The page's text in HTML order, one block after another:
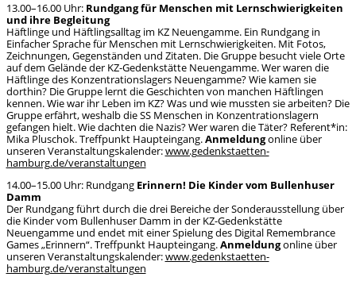
13.00–16.00 Uhr: Rundgang für Menschen mit Lernschwierigkeiten
und ihre Begleitung
Häftlinge und Häftlingsalltag im KZ Neuengamme. Ein Rundgang in
Einfacher Sprache für Menschen mit Lernschwierigkeiten. Mit Fotos,
Zeichnungen, Gegenständen und Zitaten. Die Gruppe besucht viele Orte
auf dem Gelände der KZ-Gedenkstätte Neuengamme. Wer waren die
Häftlinge des Konzentrationslagers Neuengamme? Wie kamen sie
dorthin? Die Gruppe lernt die Geschichten von manchen Häftlingen
kennen. Wie war ihr Leben im KZ? Was und wie mussten sie arbeiten? Die
Gruppe erfährt, weshalb die SS Menschen in Konzentrationslagern
gefangen hielt. Wie dachten die Nazis? Wer waren die Täter? Referent*in:
Mika Pluschok. Treffpunkt Haupteingang.Anmeldungonline über
unseren Veranstaltungskalender:www.gedenkstaetten-
hamburg.de/veranstaltungen
14.00–15.00 Uhr: Rundgang Erinnern! Die Kinder vom Bullenhuser
Damm
Der Rundgang führt durch die drei Bereiche der Sonderausstellung über
die Kinder vom Bullenhuser Damm in der KZ-Gedenkstätte
Neuengamme und endet mit einer Spielung des Digital Remembrance
Games „Erinnern“. Treffpunkt Haupteingang.Anmeldungonline über
unseren Veranstaltungskalender:www.gedenkstaetten-
hamburg.de/veranstaltungen